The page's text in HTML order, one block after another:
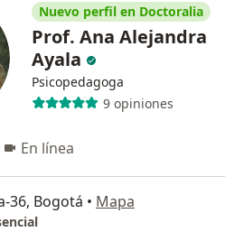
Nuevo perfil en Doctoralia
Prof. Ana Alejandra
Ayala
Psicopedagoga
9 opiniones
En línea
36, Bogotá • Mapa